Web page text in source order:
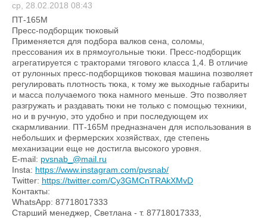
ср, 28.02.2018 08:43
ПТ-165М
Пресс-подборщик тюковый
Применяется для подбора валков сена, соломы,
прессования их в прямоугольные тюки. Пресс-подборщик
агрегатируется с тракторами тягового класса 1,4. В отличие
от рулонных пресс-подборщиков тюковая машина позволяет
регулировать плотность тюка, к тому же выходные габариты
и масса получаемого тюка намного меньше. Это позволяет
разгружать и раздавать тюки не только с помощью техники,
но и в ручную, это удобно и при последующем их
скармливании. ПТ-165М предназначен для использования в
небольших и фермерских хозяйствах, где степень
механизации еще не достигла высокого уровня.
E-mail: pvsnab_@mail.ru
Insta: https://www.instagram.com/pvsnab/
Twitter: https://twitter.com/Cy3GMCnTRAkXMvD
Контакты:
WhatsApp: 87718017333
Старший менеджер, Светлана - т. 87718017333,